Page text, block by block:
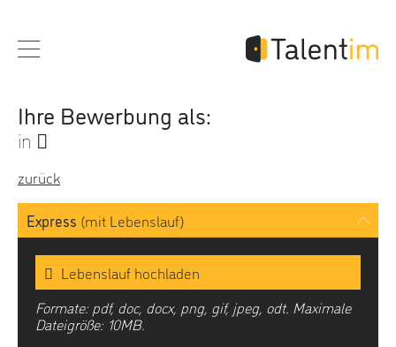
Ihre Bewerbung als:
in
zurück
Express (mit Lebenslauf)
Lebenslauf hochladen
Formate: pdf, doc, docx, png, gif, jpeg, odt. Maximale
Dateigröße: 10MB.